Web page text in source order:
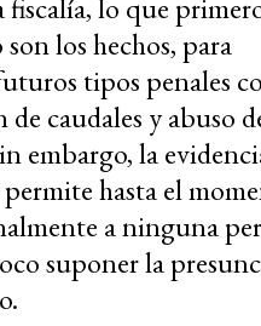
fiscalía, lo que
los hechos, para
tipos penales
de caudales y abuso
embargo, la
hasta el
a ninguna
suponer la